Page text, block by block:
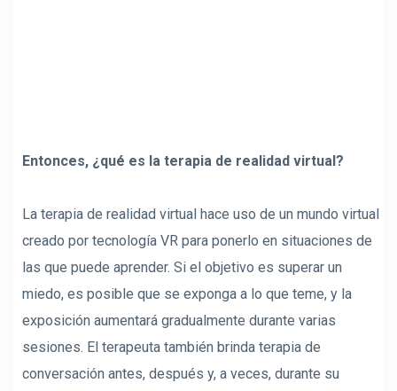
Entonces, ¿qué es la terapia de realidad virtual?
La terapia de realidad virtual hace uso de un mundo virtual
creado por tecnología VR para ponerlo en situaciones de
las que puede aprender. Si el objetivo es superar un
miedo, es posible que se exponga a lo que teme, y la
exposición aumentará gradualmente durante varias
sesiones. El terapeuta también brinda terapia de
conversación antes, después y, a veces, durante su